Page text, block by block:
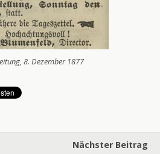
8. Dezember 1877
Nächster Beitrag